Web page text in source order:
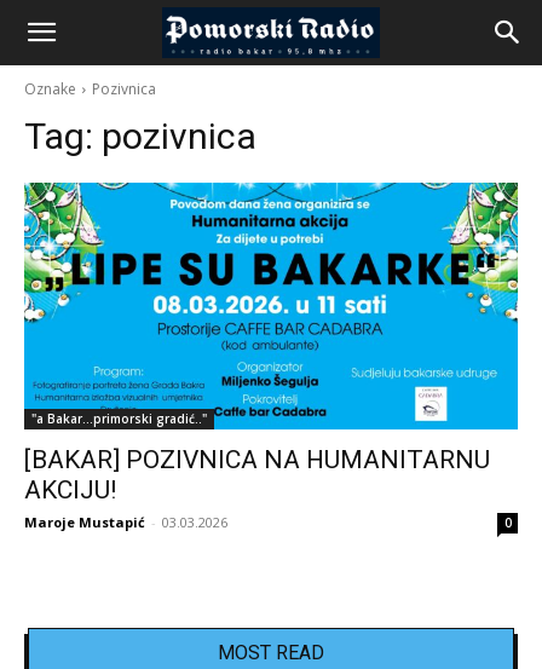
Oznake Pozivnica
Tag: pozivnica
"a Bakar...primorski gradić.."
[BAKAR] POZIVNICA NA HUMANITARNU
AKCIJU!
Maroje Mustapić - 03.03.2026 0
MOST READ